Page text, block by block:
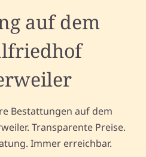
auf dem
Bestattungen auf dem
Transparente Preise.
Immer erreichbar.